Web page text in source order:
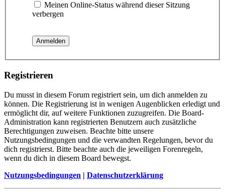
Meinen Online-Status während dieser Sitzung
verbergen
Registrieren
Du musst in diesem Forum registriert sein, um dich anmelden zu
können. Die Registrierung ist in wenigen Augenblicken erledigt und
ermöglicht dir, auf weitere Funktionen zuzugreifen. Die Board-
Administration kann registrierten Benutzern auch zusätzliche
Berechtigungen zuweisen. Beachte bitte unsere
Nutzungsbedingungen und die verwandten Regelungen, bevor du
dich registrierst. Bitte beachte auch die jeweiligen Forenregeln,
wenn du dich in diesem Board bewegst.
Nutzungsbedingungen | Datenschutzerklärung